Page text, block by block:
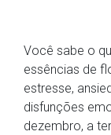
Você sabe o
essências de
estresse,
disfunções
dezembro, a